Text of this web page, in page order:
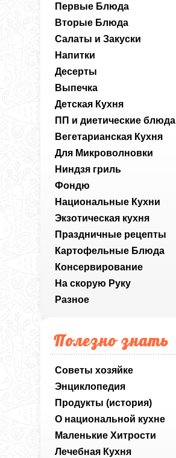
Первые Блюда
Вторые Блюда
Салаты и Закуски
Напитки
Десерты
Выпечка
Детская Кухня
ПП и диетические блюда
Вегетарианская Кухня
Для Микроволновки
Ниндзя гриль
Фондю
Национальные Кухни
Экзотическая кухня
Праздничные рецепты
Картофельные Блюда
Консервирование
На скорую Руку
Разное
Полезно знать
Советы хозяйке
Энциклопедия
Продукты (история)
О национальной кухне
Маленькие Хитрости
Лечебная Кухня